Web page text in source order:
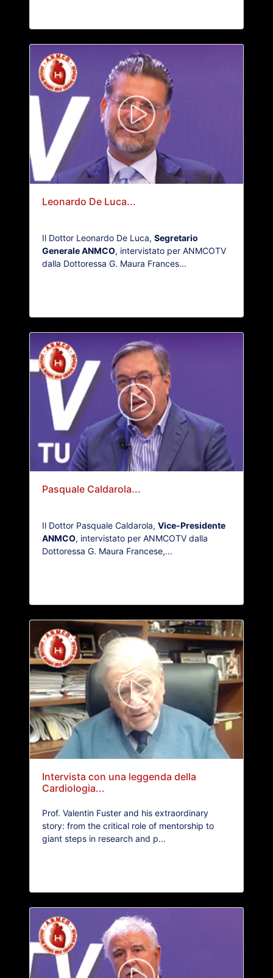
Leonardo De Luca...
Il Dottor Leonardo De Luca, Segretario
Generale ANMCO, intervistato per ANMCOTV
dalla Dottoressa G. Maura Frances...
Pasquale Caldarola...
Il Dottor Pasquale Caldarola, Vice-Presidente
ANMCO, intervistato per ANMCOTV dalla
Dottoressa G. Maura Francese,...
Intervista con una leggenda della
Cardiologia...
Prof. Valentin Fuster and his extraordinary
story: from the critical role of mentorship to
giant steps in research and p...